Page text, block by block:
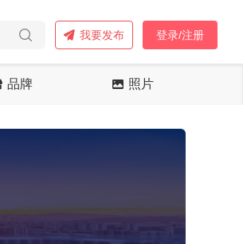
我要发布 登录/注册
品牌 照片